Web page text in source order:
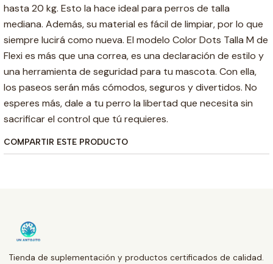
hasta 20 kg. Esto la hace ideal para perros de talla
mediana. Además, su material es fácil de limpiar, por lo que
siempre lucirá como nueva. El modelo Color Dots Talla M de
Flexi es más que una correa, es una declaración de estilo y
una herramienta de seguridad para tu mascota. Con ella,
los paseos serán más cómodos, seguros y divertidos. No
esperes más, dale a tu perro la libertad que necesita sin
sacrificar el control que tú requieres.
COMPARTIR ESTE PRODUCTO
Tienda de suplementación y productos certificados de calidad.